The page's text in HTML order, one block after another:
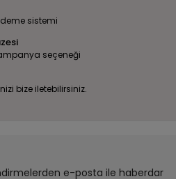
sistemi
seçeneği
bize iletebilirsiniz.
e-posta ile haberdar